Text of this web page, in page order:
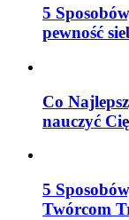
5
pewność
Co
nauczyć
5
Twórcom